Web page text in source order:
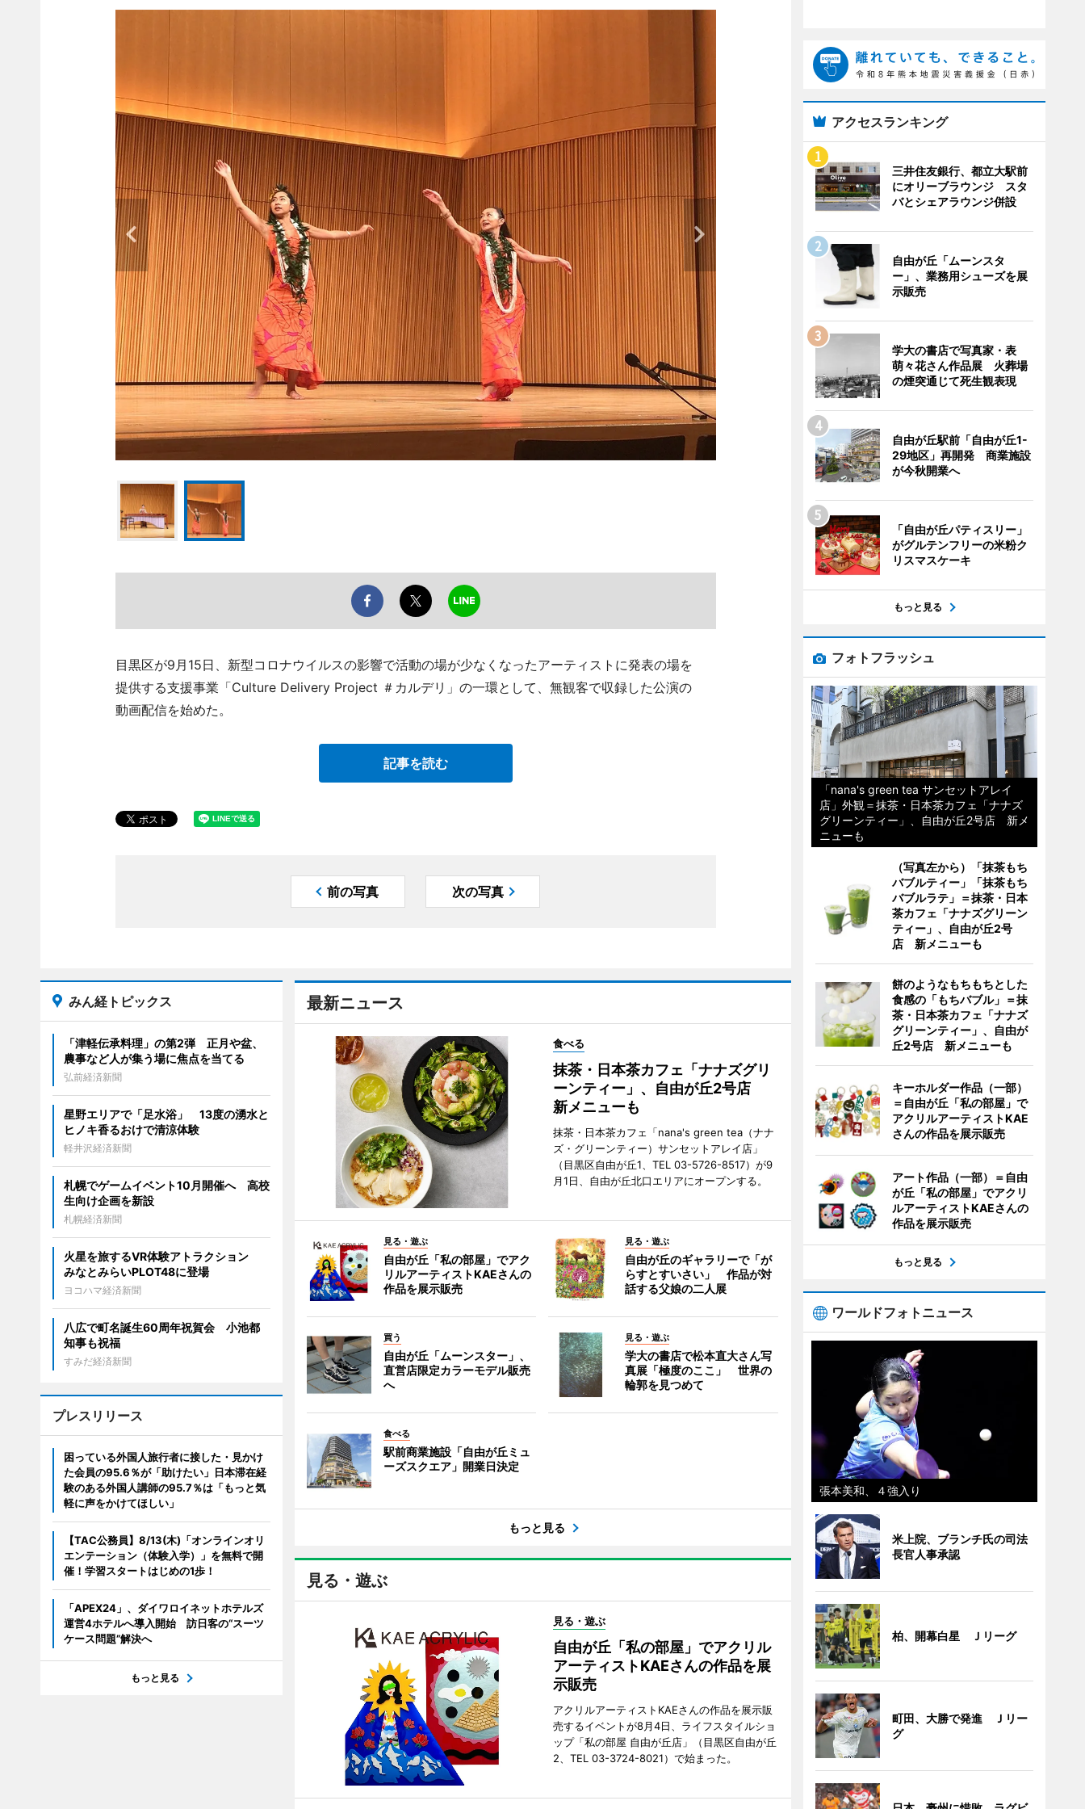
目黒区が9月15日、新型コロナウイルスの影響で活動の場が少なくなったアーティストに発表の場を
提供する支援事業「Culture Delivery Project ＃カルデリ」の一環として、無観客で収録した公演の
動画配信を始めた。
記事を読む
前の写真 次の写真
最新ニュース
食べる
抹茶・日本茶カフェ「ナナズグリ
ーンティー」、自由が丘2号店
新メニューも
抹茶・日本茶カフェ「nana's green tea（ナナ
ズ・グリーンティー）サンセットアレイ店」
（目黒区自由が丘1、TEL 03-5726-8517）が9
月1日、自由が丘北口エリアにオープンする。
見る・遊ぶ
自由が丘「私の部屋」でアク
リルアーティストKAEさんの
作品を展示販売
見る・遊ぶ
自由が丘のギャラリーで「が
らすとすいさい」 作品が対
話する父娘の二人展
買う
自由が丘「ムーンスター」、
直営店限定カラーモデル販売
へ
見る・遊ぶ
学大の書店で松本直大さん写
真展「極度のここ」 世界の
輪郭を見つめて
食べる
駅前商業施設「自由が丘ミュ
ーズスクエア」開業日決定
もっと見る
見る・遊ぶ
見る・遊ぶ
自由が丘「私の部屋」でアクリル
アーティストKAEさんの作品を展
示販売
アクリルアーティストKAEさんの作品を展示販
売するイベントが8月4日、ライフスタイルショ
ップ「私の部屋 自由が丘店」（目黒区自由が丘
2、TEL 03-3724-8021）で始まった。
みん経トピックス
「津軽伝承料理」の第2弾 正月や盆、
農事など人が集う場に焦点を当てる
弘前経済新聞
星野エリアで「足水浴」 13度の湧水と
ヒノキ香るおけで清涼体験
軽井沢経済新聞
札幌でゲームイベント10月開催へ 高校
生向け企画を新設
札幌経済新聞
火星を旅するVR体験アトラクション
みなとみらいPLOT48に登場
ヨコハマ経済新聞
八広で町名誕生60周年祝賀会 小池都
知事も祝福
すみだ経済新聞
プレスリリース
困っている外国人旅行者に接した・見かけ
た会員の95.6％が「助けたい」日本滞在経
験のある外国人講師の95.7％は「もっと気
軽に声をかけてほしい」
【TAC公務員】8/13(木)「オンラインオリ
エンテーション（体験入学）」を無料で開
催！学習スタートはじめの1歩！
「APEX24」、ダイワロイネットホテルズ
運営4ホテルへ導入開始 訪日客の“スーツ
ケース問題”解決へ
もっと見る
アクセスランキング
三井住友銀行、都立大駅前
にオリーブラウンジ スタ
バとシェアラウンジ併設
自由が丘「ムーンスタ
ー」、業務用シューズを展
示販売
学大の書店で写真家・表
萌々花さん作品展 火葬場
の煙突通じて死生観表現
自由が丘駅前「自由が丘1-
29地区」再開発 商業施設
が今秋開業へ
「自由が丘パティスリー」
がグルテンフリーの米粉ク
リスマスケーキ
もっと見る
フォトフラッシュ
「nana's green tea サンセットアレイ
店」外観＝抹茶・日本茶カフェ「ナナズ
グリーンティー」、自由が丘2号店 新メ
ニューも
（写真左から）「抹茶もち
バブルティー」「抹茶もち
バブルラテ」＝抹茶・日本
茶カフェ「ナナズグリーン
ティー」、自由が丘2号
店 新メニューも
餅のようなもちもちとした
食感の「もちバブル」＝抹
茶・日本茶カフェ「ナナズ
グリーンティー」、自由が
丘2号店 新メニューも
キーホルダー作品（一部）
＝自由が丘「私の部屋」で
アクリルアーティストKAE
さんの作品を展示販売
アート作品（一部）＝自由
が丘「私の部屋」でアクリ
ルアーティストKAEさんの
作品を展示販売
もっと見る
ワールドフォトニュース
張本美和、４強入り
米上院、ブランチ氏の司法
長官人事承認
柏、開幕白星 Ｊリーグ
町田、大勝で発進 Ｊリー
グ